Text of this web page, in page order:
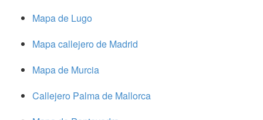
Mapa de Lugo
Mapa callejero de Madrid
Mapa de Murcia
Callejero Palma de Mallorca